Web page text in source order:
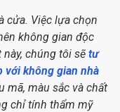
cửa. Việc lựa chọn
không gian độc
chúng tôi sẽ tư
với không gian nhà
mã, màu sắc và chất
chỉ tính thẩm mỹ